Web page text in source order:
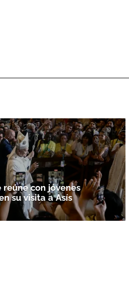
reúne con jóvenes
su visita a Asís